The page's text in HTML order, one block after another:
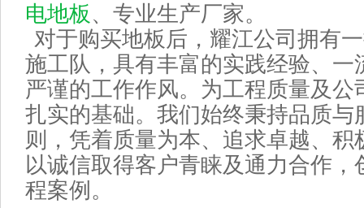
电地板 、专业生产厂家。
对于购买地板后，耀江公司拥有
施工队，具有丰富的实践经验、一
严谨的工作作风。为工程质量及公
扎实的基础。我们始终秉持品质与
则，凭着质量为本、追求卓越、积
以诚信取得客户青睐及通力合作，
程案例。